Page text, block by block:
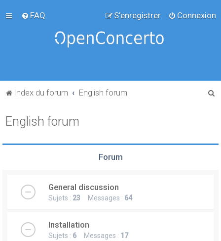
FAQ Connexion
S’enregistrer
Index du forum English forum
e
English forum
Forum
General discussion
Sujets : 23 Messages : 64
Installation
Sujets : 6 Messages : 17